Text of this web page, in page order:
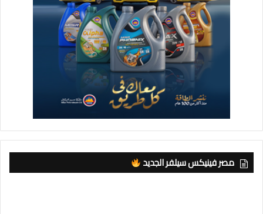
مصر فينيكس سيلفر الجديد